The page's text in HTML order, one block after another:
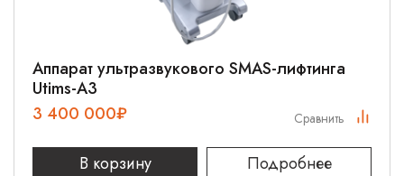
Аппарат ультразвукового SMAS-лифтинга
Utims-A3
3 400 000₽
В корзину Подробнее
Сравнить